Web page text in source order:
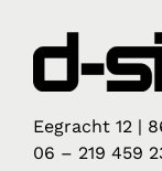
Eegracht 12 |
06 – 219 459